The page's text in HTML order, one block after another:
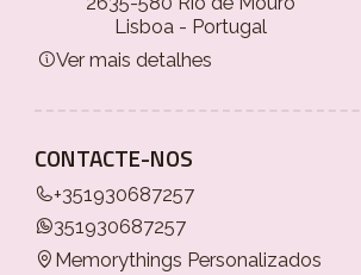
Lisboa - Portugal
Ver mais detalhes
CONTACTE-NOS
+351930687257
351930687257
Memorythings Personalizados